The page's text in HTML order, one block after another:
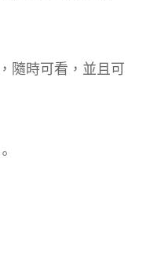
隨時可看，並且可